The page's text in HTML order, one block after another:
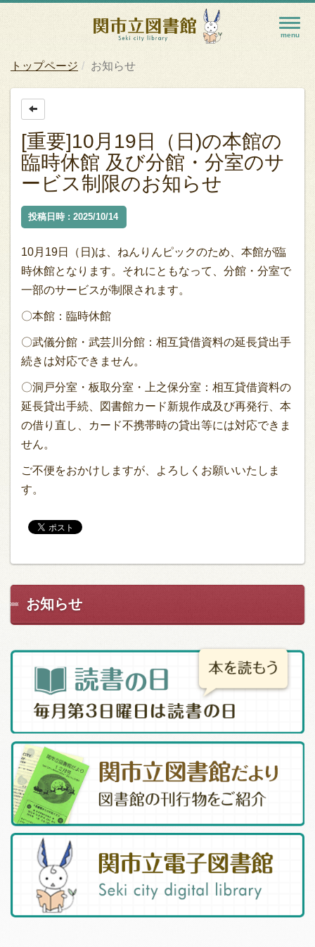
トップページ お知らせ
[重要]10月19日（日)の本館の
臨時休館 及び分館・分室のサ
ービス制限のお知らせ
投稿日時 : 2025/10/14
10月19日（日)は、ねんりんピックのため、本館が臨
時休館となります。それにともなって、分館・分室で
一部のサービスが制限されます。
〇本館：臨時休館
〇武儀分館・武芸川分館：相互貸借資料の延長貸出手
続きは対応できません。
〇洞戸分室・板取分室・上之保分室：相互貸借資料の
延長貸出手続、図書館カード新規作成及び再発行、本
の借り直し、カード不携帯時の貸出等には対応できま
せん。
ご不便をおかけしますが、よろしくお願いいたしま
す。
お知らせ